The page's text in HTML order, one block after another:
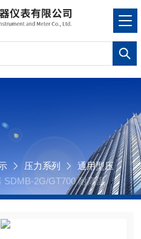
压力系列
通用型压
SDMB-2G/GT700 耐高温